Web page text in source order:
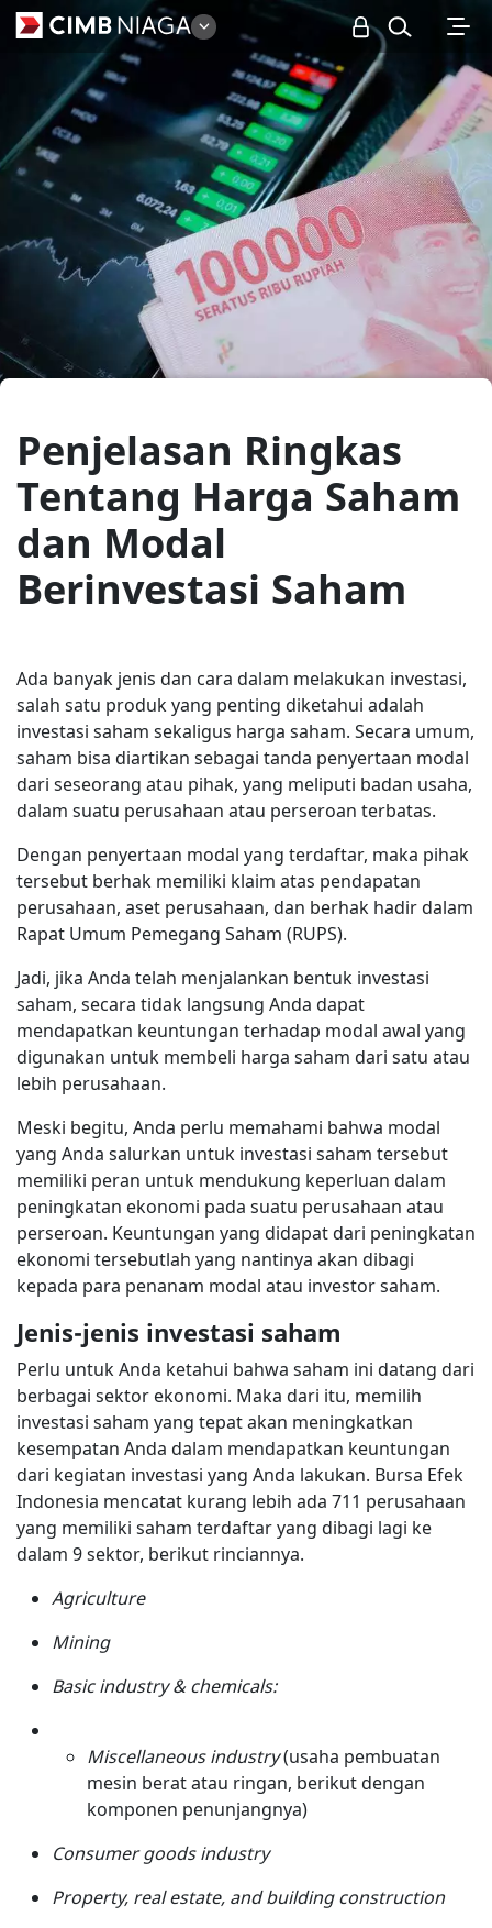
Personal
Penjelasan Ringkas
Tentang Harga Saham
dan Modal
Berinvestasi Saham
Ada banyak jenis dan cara dalam melakukan investasi,
salah satu produk yang penting diketahui adalah
investasi saham sekaligus harga saham. Secara umum,
saham bisa diartikan sebagai tanda penyertaan modal
dari seseorang atau pihak, yang meliputi badan usaha,
dalam suatu perusahaan atau perseroan terbatas.
Dengan penyertaan modal yang terdaftar, maka pihak
tersebut berhak memiliki klaim atas pendapatan
perusahaan, aset perusahaan, dan berhak hadir dalam
Rapat Umum Pemegang Saham (RUPS).
Jadi, jika Anda telah menjalankan bentuk investasi
saham, secara tidak langsung Anda dapat
mendapatkan keuntungan terhadap modal awal yang
digunakan untuk membeli harga saham dari satu atau
lebih perusahaan.
Meski begitu, Anda perlu memahami bahwa modal
yang Anda salurkan untuk investasi saham tersebut
memiliki peran untuk mendukung keperluan dalam
peningkatan ekonomi pada suatu perusahaan atau
perseroan. Keuntungan yang didapat dari peningkatan
ekonomi tersebutlah yang nantinya akan dibagi
kepada para penanam modal atau investor saham.
Jenis-jenis investasi saham
Perlu untuk Anda ketahui bahwa saham ini datang dari
berbagai sektor ekonomi. Maka dari itu, memilih
investasi saham yang tepat akan meningkatkan
kesempatan Anda dalam mendapatkan keuntungan
dari kegiatan investasi yang Anda lakukan. Bursa Efek
Indonesia mencatat kurang lebih ada 711 perusahaan
yang memiliki saham terdaftar yang dibagi lagi ke
dalam 9 sektor, berikut rinciannya.
Agriculture
Mining
Basic industry & chemicals:
Miscellaneous industry(usaha pembuatan
mesin berat atau ringan, berikut dengan
komponen penunjangnya)
Consumer goods industry
Property, real estate, and building construction